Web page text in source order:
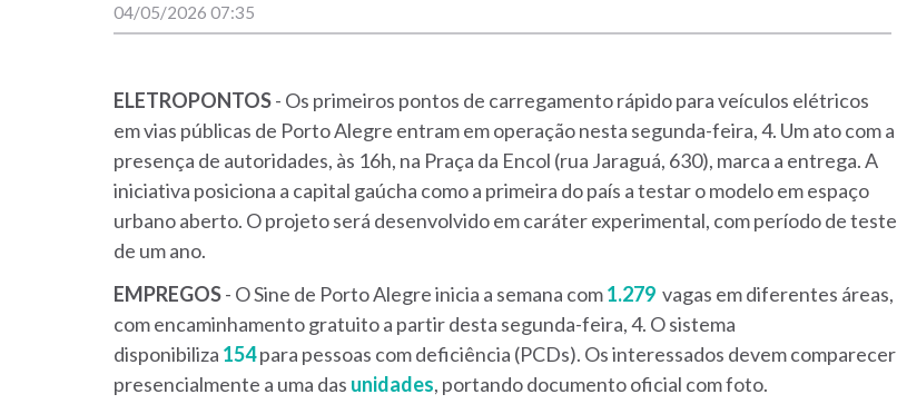
04/05/2026 07:35
ELETROPONTOS- Os primeiros pontos de carregamento rápido para veículos elétricos
em vias públicas de Porto Alegre entram em operação nesta segunda-feira, 4. Um ato com a
presença de autoridades, às 16h, na Praça da Encol (rua Jaraguá, 630), marca a entrega. A
iniciativa posiciona a capital gaúcha como a primeira do país a testar o modelo em espaço
urbano aberto. O projeto será desenvolvido em caráter experimental, com período de teste
de um ano.
EMPREGOS- O Sine de Porto Alegre inicia a semana com1.279 vagas em diferentes áreas,
com encaminhamento gratuito a partir desta segunda-feira, 4. O sistema
disponibiliza 154para pessoas com deficiência (PCDs). Os interessados devem comparecer
presencialmente a uma das unidades, portando documento oficial com foto.